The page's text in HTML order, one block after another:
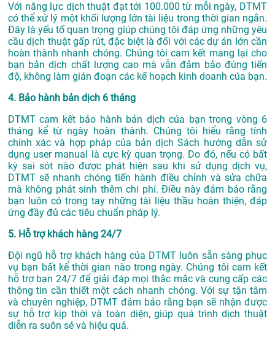
Với năng lực dịch thuật đạt tới 100.000 từ mỗi ngày, DTMT
có thể xử lý một khối lượng lớn tài liệu trong thời gian ngắn.
Đây là yếu tố quan trọng giúp chúng tôi đáp ứng những yêu
cầu dịch thuật gấp rút, đặc biệt là đối với các dự án lớn cần
hoàn thành nhanh chóng. Chúng tôi cam kết mang lại cho
bạn bản dịch chất lượng cao mà vẫn đảm bảo đúng tiến
độ, không làm gián đoạn các kế hoạch kinh doanh của bạn.
4. Bảo hành bản dịch 6 tháng
DTMT cam kết bảo hành bản dịch của bạn trong vòng 6
tháng kể từ ngày hoàn thành. Chúng tôi hiểu rằng tính
chính xác và hợp pháp của bản dịch Sách hướng dẫn sử
dụng user manual là cực kỳ quan trọng. Do đó, nếu có bất
kỳ sai sót nào được phát hiện sau khi sử dụng dịch vụ,
DTMT sẽ nhanh chóng tiến hành điều chỉnh và sửa chữa
mà không phát sinh thêm chi phí. Điều này đảm bảo rằng
bạn luôn có trong tay những tài liệu thầu hoàn thiện, đáp
ứng đầy đủ các tiêu chuẩn pháp lý.
5. Hỗ trợ khách hàng 24/7
Đội ngũ hỗ trợ khách hàng của DTMT luôn sẵn sàng phục
vụ bạn bất kể thời gian nào trong ngày. Chúng tôi cam kết
hỗ trợ bạn 24/7 để giải đáp mọi thắc mắc và cung cấp các
thông tin cần thiết một cách nhanh chóng. Với sự tận tâm
và chuyên nghiệp, DTMT đảm bảo rằng bạn sẽ nhận được
sự hỗ trợ kịp thời và toàn diện, giúp quá trình dịch thuật
diễn ra suôn sẻ và hiệu quả.